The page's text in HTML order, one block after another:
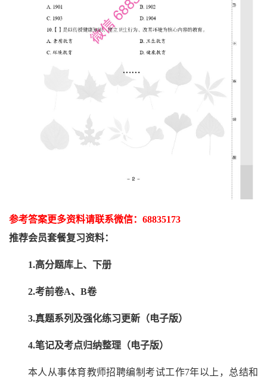
参考答案更多资料请联系微信： 68835173
推荐会员套餐复习资料：
1.高分题库上、下册
2.考前卷A、B卷
3.真题系列及强化练习更新（电子版）
4.笔记及考点归纳整理（电子版）
本人从事体育教师招聘编制考试工作7年以上，总结和